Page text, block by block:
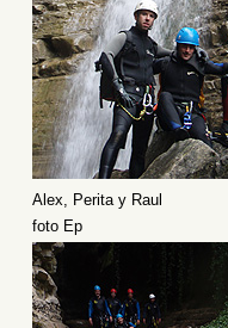
Alex, Perita y Raul
foto Ep